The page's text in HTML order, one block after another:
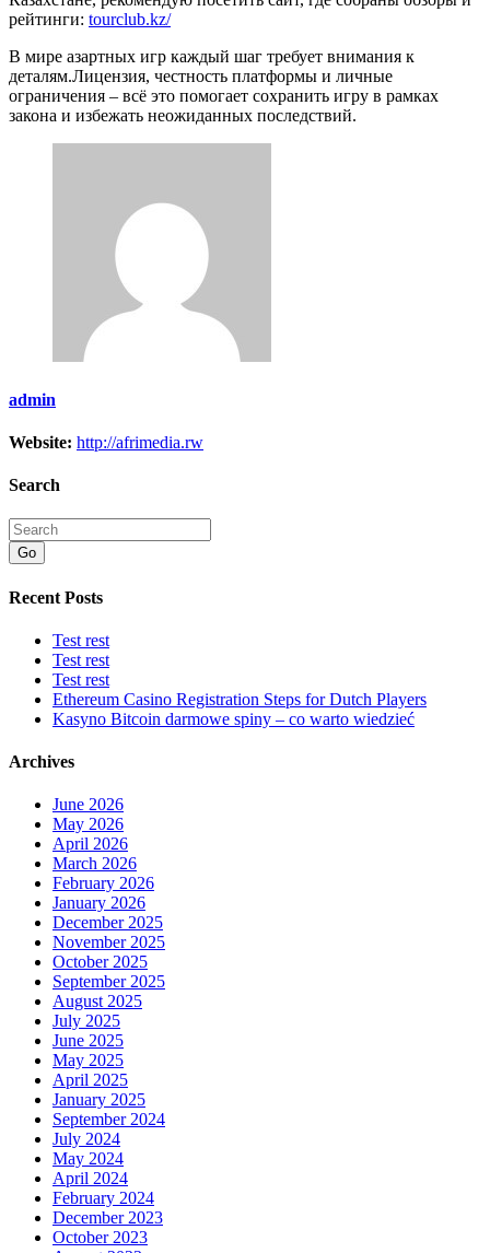
рейтинги: tourclub.kz/
В мире азартных игр каждый шаг требует внимания к
деталям.Лицензия, честность платформы и личные
ограничения – всё это помогает сохранить игру в рамках
закона и избежать неожиданных последствий.
admin
Website: http://afrimedia.rw
Search
Go
Recent Posts
Test rest
Test rest
Test rest
Ethereum Casino Registration Steps for Dutch Players
Kasyno Bitcoin darmowe spiny – co warto wiedzieć
Archives
June 2026
May 2026
April 2026
March 2026
February 2026
January 2026
December 2025
November 2025
October 2025
September 2025
August 2025
July 2025
June 2025
May 2025
April 2025
January 2025
September 2024
July 2024
May 2024
April 2024
February 2024
December 2023
October 2023